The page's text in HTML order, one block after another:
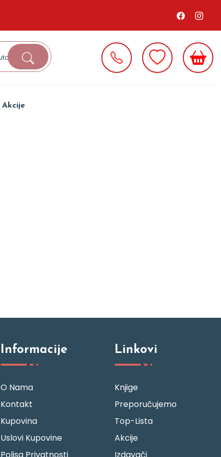
Akcije
Informacije
O Nama
Kontakt
Kupovina
Uslovi Kupovine
Linkovi
Knjige
Preporučujemo
Top-Lista
Akcije